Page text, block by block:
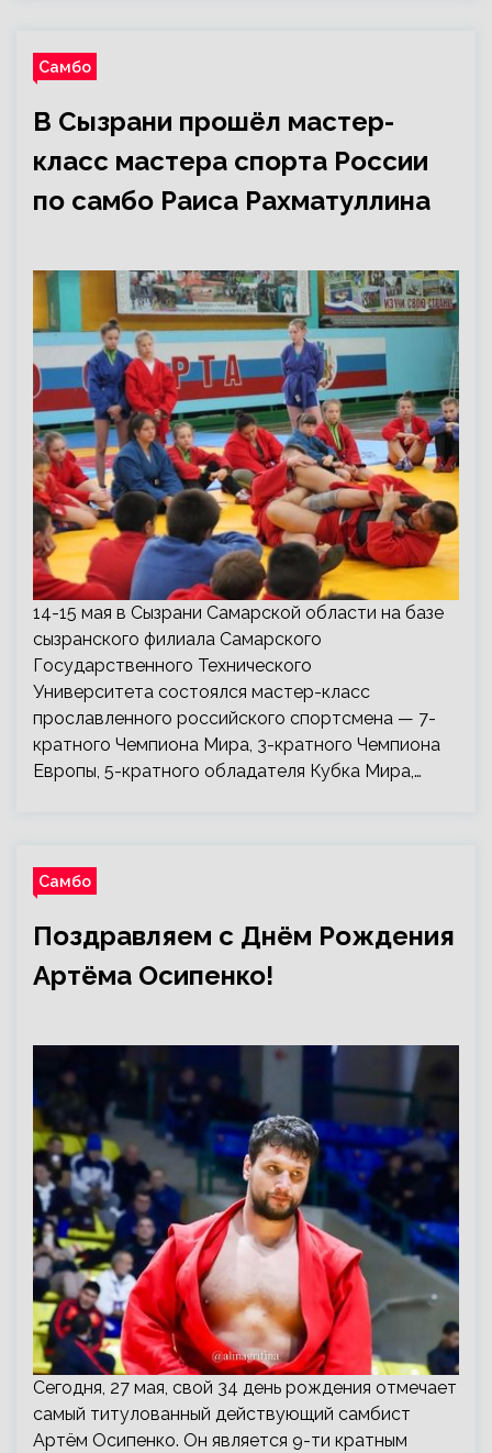
Самбо
В Сызрани прошёл мастер-
класс мастера спорта России
по самбо Раиса Рахматуллина
14-15 мая в Сызрани Самарской области на базе
сызранского филиала Самарского
Государственного Технического
Университета состоялся мастер-класс
прославленного российского спортсмена — 7-
кратного Чемпиона Мира, 3-кратного Чемпиона
Европы, 5-кратного обладателя Кубка Мира,…
Самбо
Поздравляем с Днём Рождения
Артёма Осипенко!
Сегодня, 27 мая, свой 34 день рождения отмечает
самый титулованный действующий самбист
Артём Осипенко. Он является 9-ти кратным